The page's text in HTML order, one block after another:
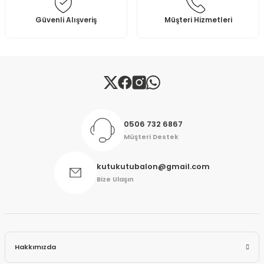
Bu ürüne benzer farklı alternatifler olmalı.
Gönder
Güvenli Alışveriş Müşteri Hizmetleri
0506 732 6867
Müşteri Destek
kutukutubalon@gmail.com
Bize Ulaşın
Hakkımızda